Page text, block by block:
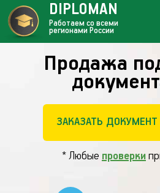
Продажа
ЗАКАЗАТЬ ДОКУМЕНТ
* Любые проверки
DIPLOMAN
Работаем со всеми
регионами России